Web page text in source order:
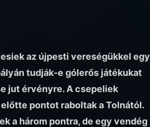
az újpesti vereségükkel egy
tudják-e gólerős játékukat
jut érvényre. A csepeliek
pontot raboltak a Tolnától.
a három pontra, de egy vendég